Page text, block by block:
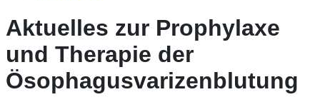
Aktuelles zur Prophylaxe
und Therapie der
Ösophagusvarizenblutung